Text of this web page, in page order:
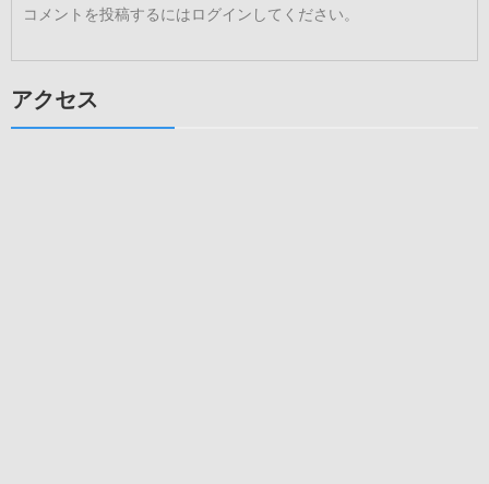
ー
ン
コメントを投稿するにはログイン してください。
アクセス